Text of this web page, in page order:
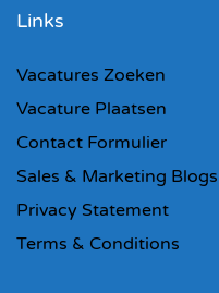
Links
Vacatures Zoeken
Vacature Plaatsen
Contact Formulier
Sales & Marketing Blogs
Privacy Statement
Terms & Conditions